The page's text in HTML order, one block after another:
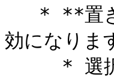
効になりま